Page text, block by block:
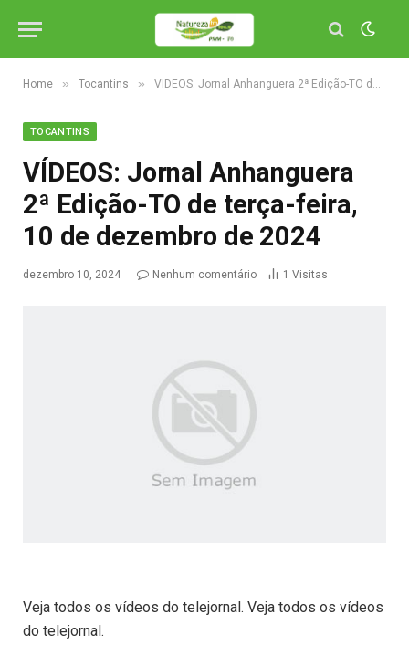
Home » Tocantins » VÍDEOS: Jornal Anhanguera 2ª Edição-TO de terça-feira, 10 de dezembro de 2024
TOCANTINS
VÍDEOS: Jornal Anhanguera
2ª Edição-TO de terça-feira,
10 de dezembro de 2024
dezembro 10, 2024 Nenhum comentário 1 Visitas
Veja todos os vídeos do telejornal. Veja todos os vídeos
do telejornal.